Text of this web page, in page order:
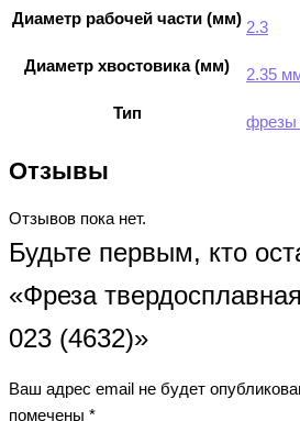
Диаметр рабочей части (мм) 2.3
Диаметр хвостовика (мм) 2.35
Тип фрезы
Отзывы
Отзывов пока нет.
Будьте первым, кто
«Фреза
023 (4632)»
Ваш адрес email не будет
помечены *